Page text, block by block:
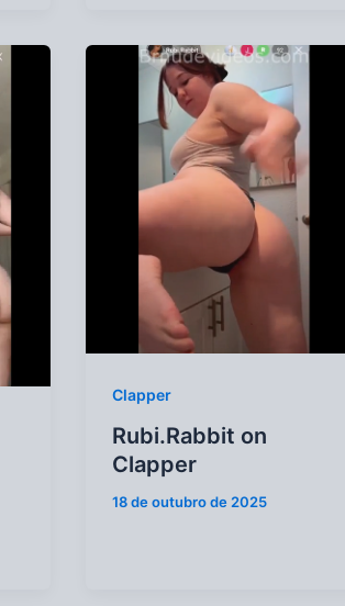
Clapper
Rubi.Rabbit on
Clapper
18 de outubro de 2025